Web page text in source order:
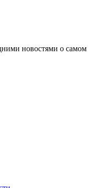
новостями о самом